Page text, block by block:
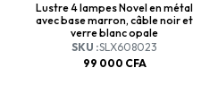
Lustre 4 lampes Novel en métal
avec base marron, câble noir et
verre blanc opale
SKU :SLX608023
99 000 CFA